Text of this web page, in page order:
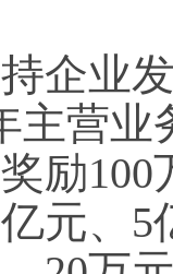
业发
主营业
励
元、